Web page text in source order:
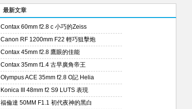
最新文章
Contax 60mm f2.8 c 小巧的Zeiss
Canon RF 1200mm F22 輕巧狙擊炮
Contax 45mm f2.8 鷹眼的佳能
Contax 35mm f1.4 古早廣角帝王
Olympus ACE 35mm f2.8 O記 Helia
Konica III 48mm f2 S9 LUTS 表現
福倫達 50MM F1.1 初代夜神的黑白